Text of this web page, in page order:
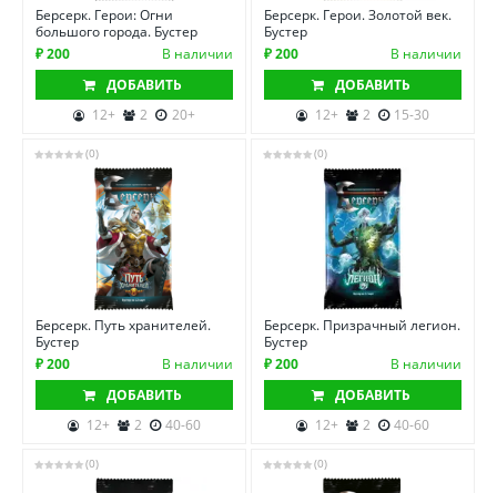
Берсерк. Герои: Огни
большого города. Бустер
₽ 200
В наличии
ДОБАВИТЬ
12+
2 20+
Берсерк. Герои. Золотой век.
Бустер
₽ 200
В наличии
ДОБАВИТЬ
12+
2 15-30
(0)
Берсерк. Путь хранителей.
Бустер
₽ 200
В наличии
ДОБАВИТЬ
12+
2 40-60
(0)
Берсерк. Призрачный легион.
Бустер
₽ 200
В наличии
ДОБАВИТЬ
12+
2 40-60
(0) (0)